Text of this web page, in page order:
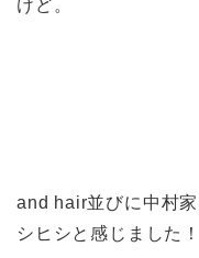
けど。
and hair並びに中村
シヒシと感じました！